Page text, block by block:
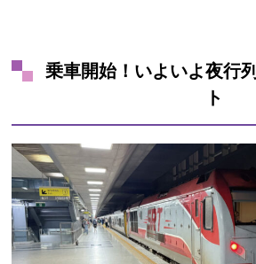
乗車開始！いよいよ夜行
ト